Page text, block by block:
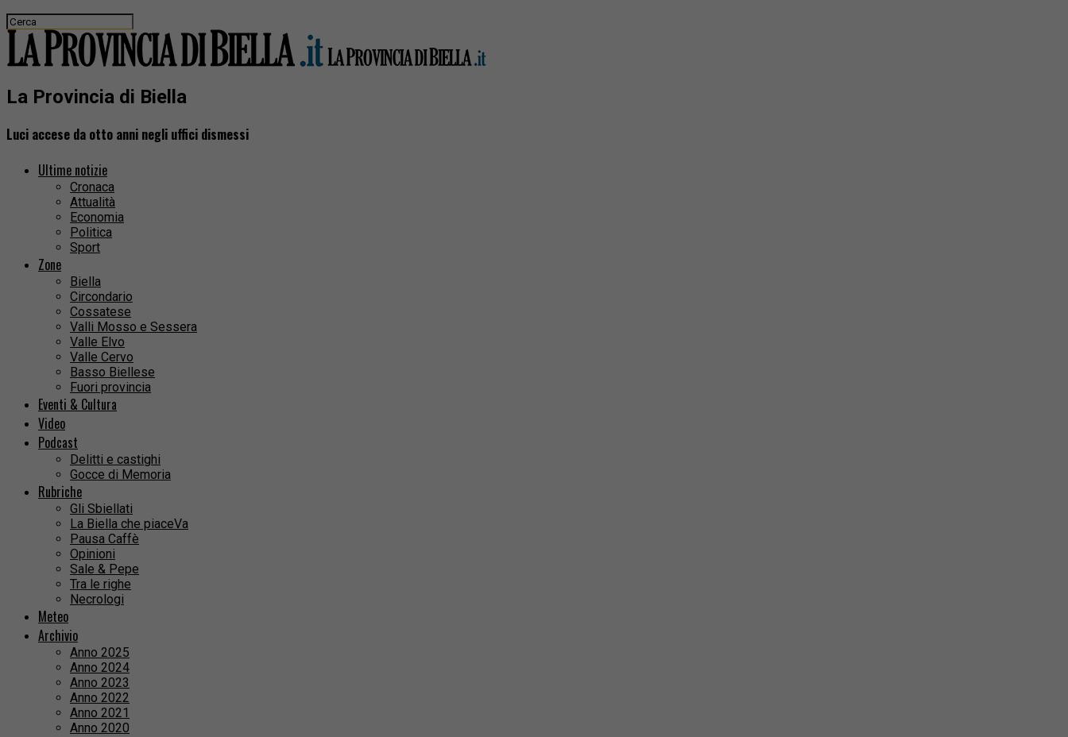
La Provincia di Biella
Luci accese da otto anni negli uffici dismessi
Ultime notizie
Cronaca
Attualità
Economia
Politica
Sport
Zone
Biella
Circondario
Cossatese
Valli Mosso e Sessera
Valle Elvo
Valle Cervo
Basso Biellese
Fuori provincia
Eventi & Cultura
Video
Podcast
Delitti e castighi
Gocce di Memoria
Rubriche
Gli Sbiellati
La Biella che piaceVa
Pausa Caffè
Opinioni
Sale & Pepe
Tra le righe
Necrologi
Meteo
Archivio
Anno 2025
Anno 2024
Anno 2023
Anno 2022
Anno 2021
Anno 2020